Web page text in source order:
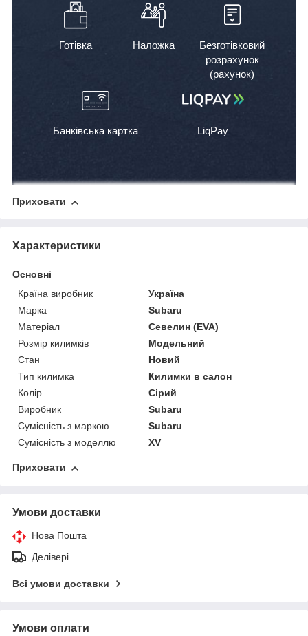
Готівка Наложка
Безготівковий
розрахунок
(рахунок)
Банківська картка LiqPay
Приховати
Характеристики
Основні
Країна виробник
Україна
Марка
Subaru
Матеріал
Севелин (EVA)
Розмір килимків
Модельний
Стан
Новий
Тип килимка
Килимки в салон
Колір
Сірий
Виробник
Subaru
Сумісність з маркою
Subaru
Сумісність з моделлю
XV
Приховати
Умови доставки
Нова Пошта
Делівері
Всі умови доставки
Умови оплати